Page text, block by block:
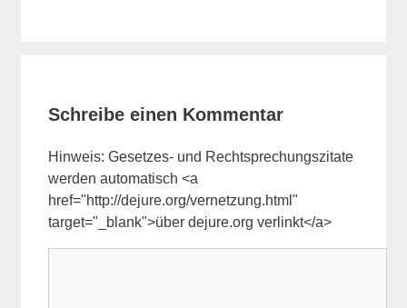
Schreibe einen Kommentar
Hinweis: Gesetzes- und Rechtsprechungszitate
werden automatisch <a
href="http://dejure.org/vernetzung.html"
target="_blank">über dejure.org verlinkt</a>